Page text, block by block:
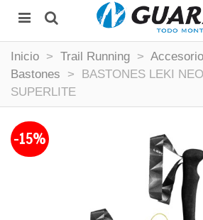
Inicio > Trail Running >
Bastones
>
BASTONES LEKI
SUPERLITE
-15%